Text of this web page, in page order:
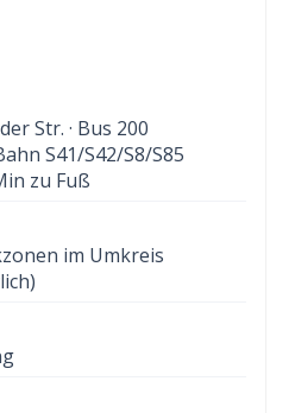
Str. · Bus 200
S41/S42/S8/S85
zu Fuß
im Umkreis